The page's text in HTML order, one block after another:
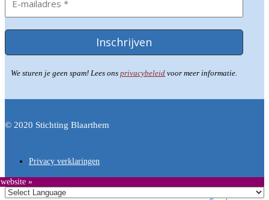
We sturen je geen spam! Lees onsprivacybeleid voor meer informatie.
© 2020 Stichting Blaarthem
Privacy verklaringen
»